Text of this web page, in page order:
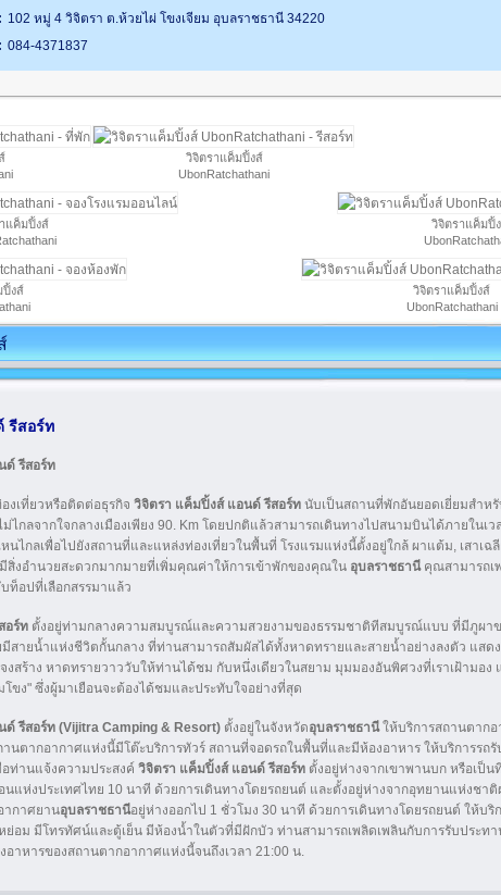
102 หมู่ 4 วิจิตรา ต.ห้วยไผ่ โขงเจียม อุบลราชธานี 34220
084-4371837
วิจิตราแค็มปิ้งส์
UbonRatchathani
วิจิตราแค็มปิ้
แค็มปิ้งส์
ปิ้งส์
วิจิตราแค็มปิ้งส์
UbonRatchathani
รีสอร์ท
ด์ รีสอร์ท
งเที่ยวหรือติดต่อธุรกิจ วิจิตรา แค็มปิ้งส์ แอนด์ รีสอร์ท นับเป็นสถานที่พักอันยอดเยี่ยมสำห
ไกลจากใจกลางเมืองเพียง 90. Km โดยปกติแล้วสามารถเดินทางไปสนามบินได้ภายในเ
ไกลเพื่อไปยังสถานที่และแหล่งท่องเที่ยวในพื้นที่ โรงแรมแห่งนี้ตั้งอยู่ใกล้ ผาแต้ม, เสาเฉลี
สิ่งอำนวยสะดวกมากมายที่เพิ่มคุณค่าให้การเข้าพักของคุณใน อุบลราชธานีคุณสามารถเ
ท็อปที่เลือกสรรมาแล้ว
อร์ท ตั้งอยู่ท่ามกลางความสมบูรณ์และความสวยงามของธรรมชาติทีสมบูรณ์แบบ ที่มีภูผา
มีสายน้ำแห่งชีวิตกั้นกลาง ที่ท่านสามารถสัมผัสได้ทั้งหาดทรายและสายน้ำอย่างลงตัว แสด
งสร้าง หาดทรายวาววับให้ท่านได้ชม กับหนึ่งเดียวในสยาม มุมมองอันพิศวงที่เราเฝ้ามอง
ขง" ซึ่งผู้มาเยือนจะต้องได้ชมและประทับใจอย่างที่สุด
รีสอร์ท (Vijitra Camping & Resort) ตั้งอยู่ในจังหวัดอุบลราชธานีให้บริการสถานตาก
านตากอากาศแห่งนี้มีโต๊ะบริการทัวร์ สถานที่จอดรถในพื้นที่และมีห้องอาหาร ให้บริการรถรั
ท่านแจ้งความประสงค์ วิจิตรา แค็มปิ้งส์ แอนด์ รีสอร์ท ตั้งอยู่ห่างจากเขาพานบก หรือเป็น
แห่งประเทศไทย 10 นาที ด้วยการเดินทางโดยรถยนต์ และตั้งอยู่ห่างจากอุทยานแห่งชา
ากาศยานอุบลราชธานีอยู่ห่างออกไป 1 ชั่​​วโมง 30 นาที ด้วยการเดินทางโดยรถยนต์ ให้บริ
อม มีโทรทัศน์และตู้เย็น มีห้องน้ำในตัวที่มีฝักบัว ท่านสามารถเพลิดเพลินกับการรับประทา
าหารของสถานตากอากาศแห่งนี้จนถึงเวลา 21:00 น.